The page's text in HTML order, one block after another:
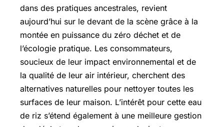
dans des pratiques ancestrales, revient
aujourd’hui sur le devant de la scène grâce à la
montée en puissance du zéro déchet et de
l’écologie pratique. Les consommateurs,
soucieux de leur impact environnemental et de
la qualité de leur air intérieur, cherchent des
alternatives naturelles pour nettoyer toutes les
surfaces de leur maison. L’intérêt pour cette eau
de riz s’étend également à une meilleure gestion